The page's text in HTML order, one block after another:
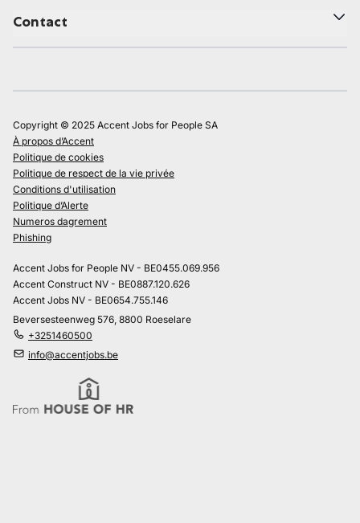
Contact
Copyright © 2025 Accent Jobs for People SA
À propos d’Accent
Politique de cookies
Politique de respect de la vie privée
Conditions d'utilisation
Politique d’Alerte
Numeros dagrement
Phishing
Accent Jobs for People NV - BE0455.069.956
Accent Construct NV - BE0887.120.626
Accent Jobs NV - BE0654.755.146
Beversesteenweg 576, 8800 Roeselare
+3251460500
info@accentjobs.be